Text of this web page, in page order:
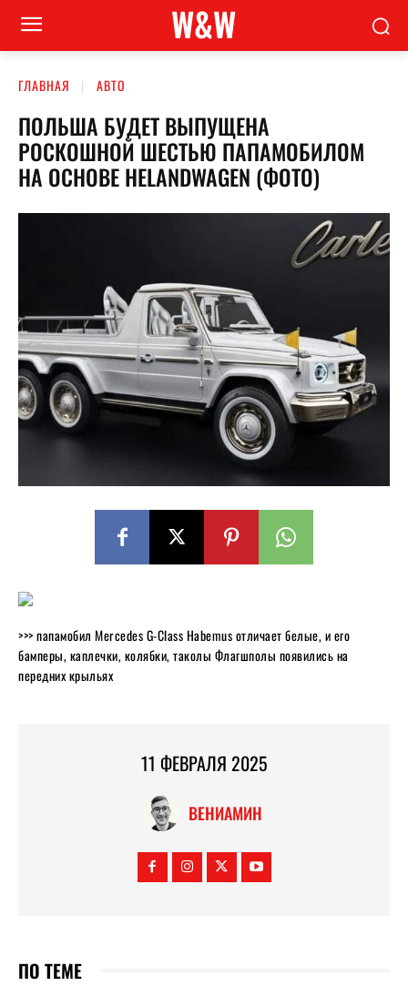
W&W
ГЛАВНАЯ АВТО
ПОЛЬША БУДЕТ ВЫПУЩЕНА
РОСКОШНОЙ ШЕСТЬЮ ПАПАМОБИЛОМ
НА ОСНОВЕ HELANDWAGEN (ФОТО)
>>> папамобил Mercedes G-Class Habemus отличает белые, и его
бамперы, каплечки, колябки, таколы Флагшполы появились на
передних крыльях
11 ФЕВРАЛЯ 2025
ВЕНИАМИН
ПО ТЕМЕ